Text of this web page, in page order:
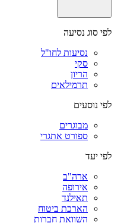
לפי סוג נסיעה
נסיעות לחו"ל
סקי
הריון
תרמילאים
לפי נוסעים
מבוגרים
ספורט אתגרי
לפי יעד
ארה"ב
אירופה
תאילנד
הארכת ביטוח
השוואת חברות